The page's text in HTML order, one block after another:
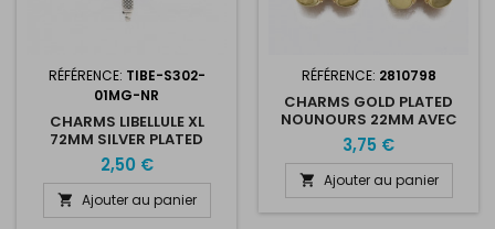
RÉFÉRENCE: TIBE-S302-
01MG-NR
CHARMS LIBELLULE XL
72MM SILVER PLATED
2,50 €
 Ajouter au panier
RÉFÉRENCE: 2810798
CHARMS GOLD PLATED
NOUNOURS 22MM AVEC
STRASS
3,75 €
 Ajouter au panier